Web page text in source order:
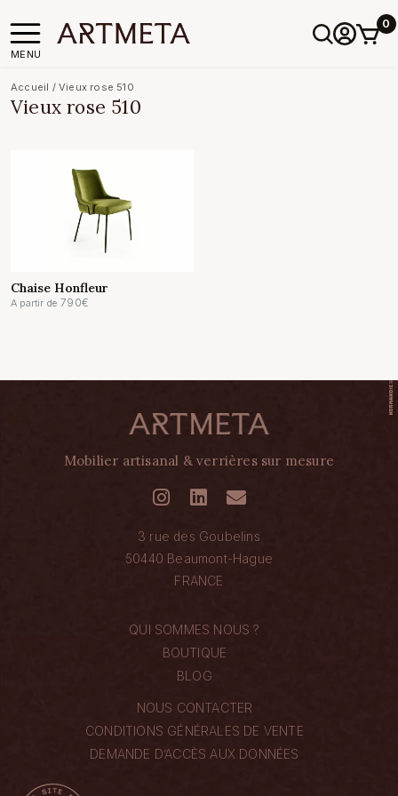
MENU
0
Accueil /Vieux rose 510
Vieux rose 510
Chaise Honfleur
A partir de 790€
Mobilier artisanal & verrières sur mesure
3 rue des Goubelins
50440 Beaumont-Hague
FRANCE
QUI SOMMES NOUS ?
BOUTIQUE
BLOG
NOUS CONTACTER
CONDITIONS GÉNÉRALES DE VENTE
DEMANDE D’ACCÈS AUX DONNÉES